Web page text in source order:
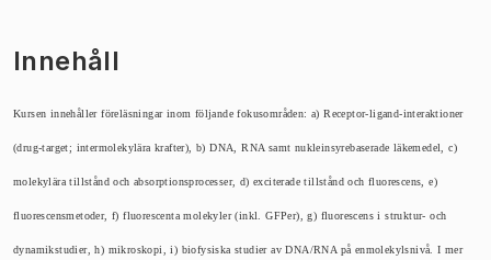
Innehåll
Kursen innehåller föreläsningar inom följande fokusområden: a) Receptor-ligand-interaktioner
(drug-target; intermolekylära krafter), b) DNA, RNA samt nukleinsyrebaserade läkemedel, c)
molekylära tillstånd och absorptionsprocesser, d) exciterade tillstånd och fluorescens, e)
fluorescensmetoder, f) fluorescenta molekyler (inkl. GFPer), g) fluorescens i struktur- och
dynamikstudier, h) mikroskopi, i) biofysiska studier av DNA/RNA på enmolekylsnivå. I mer